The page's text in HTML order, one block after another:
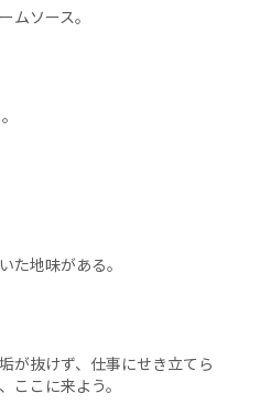
ムソース。
た地味がある。
が抜けず、仕事にせき立てら
ここに来よう。